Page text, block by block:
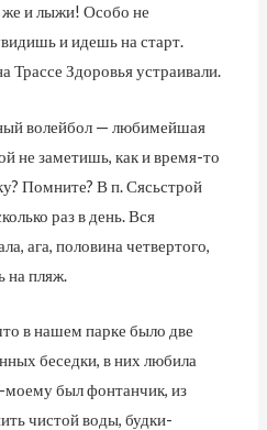
и лыжи! Особо не
и идешь на старт.
Трассе Здоровья устраивали.
волейбол — любимейшая
не заметишь, как и время-то
Помните? В п. Сясьстрой
раз в день. Вся
ага, половина четвертого,
на пляж.
в нашем парке было две
беседки, в них любила
был фонтанчик, из
чистой воды, будки-